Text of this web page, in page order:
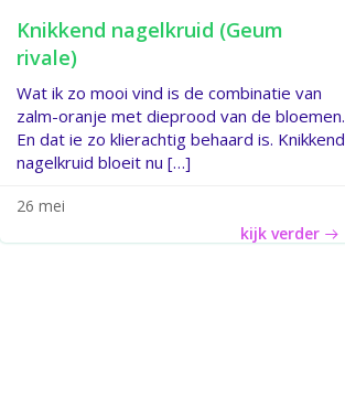
Knikkend nagelkruid (Geum
rivale)
Wat ik zo mooi vind is de combinatie van
zalm-oranje met dieprood van de bloemen.
En dat ie zo klierachtig behaard is. Knikkend
nagelkruid bloeit nu […]
26 mei
kijk verder